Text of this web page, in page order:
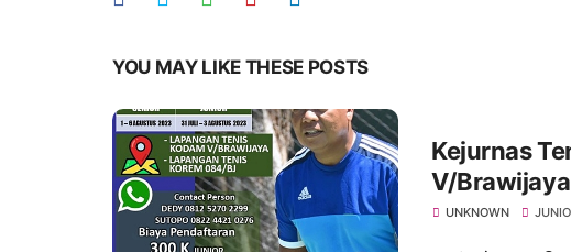
YOU MAY LIKE THESE POSTS
Kejurnas
V/Brawijaya
UNKNOWN